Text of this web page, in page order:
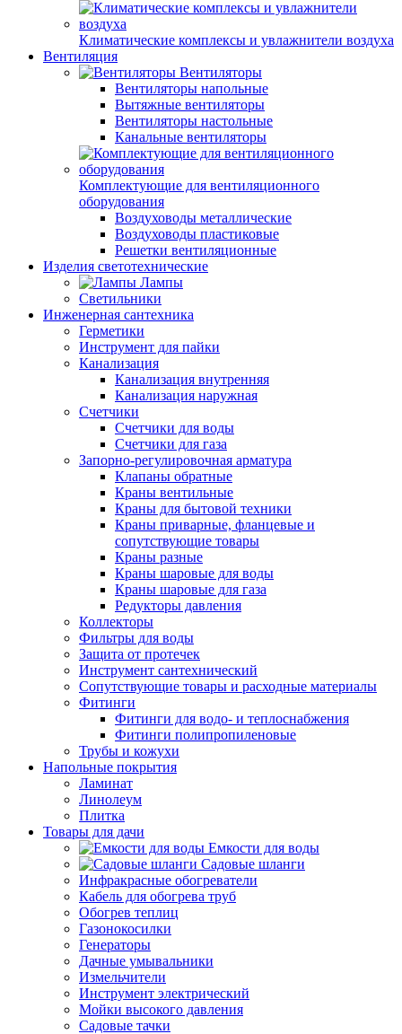
Климатические комплексы и увлажнители воздуха
Вентиляция
Вентиляторы
Вентиляторы напольные
Вытяжные вентиляторы
Вентиляторы настольные
Канальные вентиляторы
Комплектующие для вентиляционного
оборудования
Воздуховоды металлические
Воздуховоды пластиковые
Решетки вентиляционные
Изделия светотехнические
Лампы
Светильники
Инженерная сантехника
Герметики
Инструмент для пайки
Канализация
Канализация внутренняя
Канализация наружная
Счетчики
Счетчики для воды
Счетчики для газа
Запорно-регулировочная арматура
Клапаны обратные
Краны вентильные
Краны для бытовой техники
Краны приварные, фланцевые и
сопутствующие товары
Краны разные
Краны шаровые для воды
Краны шаровые для газа
Редукторы давления
Коллекторы
Фильтры для воды
Защита от протечек
Инструмент сантехнический
Сопутствующие товары и расходные материалы
Фитинги
Фитинги для водо- и теплоснабжения
Фитинги полипропиленовые
Трубы и кожухи
Напольные покрытия
Ламинат
Линолеум
Плитка
Товары для дачи
Емкости для воды
Садовые шланги
Инфракрасные обогреватели
Кабель для обогрева труб
Обогрев теплиц
Газонокосилки
Генераторы
Дачные умывальники
Измельчители
Инструмент электрический
Мойки высокого давления
Садовые тачки